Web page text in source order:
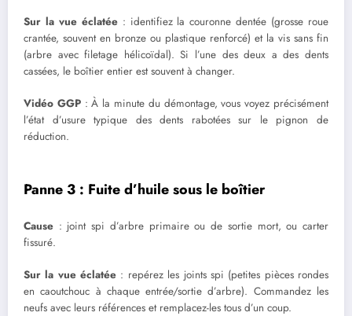
Sur la vue éclatée: identifiez la couronne dentée (grosse roue
crantée, souvent en bronze ou plastique renforcé) et la vis sans fin
(arbre avec filetage hélicoïdal). Si l’une des deux a des dents
cassées, le boîtier entier est souvent à changer.
Vidéo GGP: À la minute du démontage, vous voyez précisément
l’état d’usure typique des dents rabotées sur le pignon de
réduction.
Panne 3 : Fuite d’huile sous le boîtier
Cause : joint spi d’arbre primaire ou de sortie mort, ou carter
fissuré.
Sur la vue éclatée : repérez les joints spi (petites pièces rondes
en caoutchouc à chaque entrée/sortie d’arbre). Commandez les
neufs avec leurs références et remplacez-les tous d’un coup.